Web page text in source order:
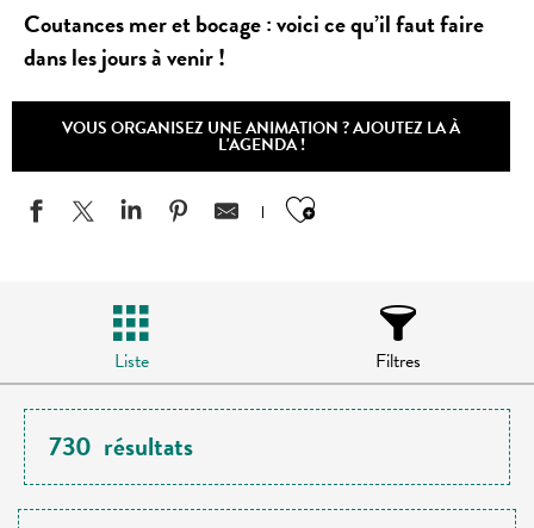
Coutances mer et bocage : voici ce qu’il faut faire
dans les jours à venir !
VOUS ORGANISEZ UNE ANIMATION ? AJOUTEZ LA À
L'AGENDA !
Ajouter aux
Liste Filtres
730 résultats